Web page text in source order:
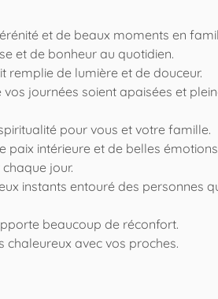
et de beaux moments en
et de bonheur au quotidien.
remplie de lumière et de douceur.
journées soient apaisées et
pour vous et votre famille.
paix intérieure et de belles
jour.
instants entouré des personnes
beaucoup de réconfort.
avec vos proches.